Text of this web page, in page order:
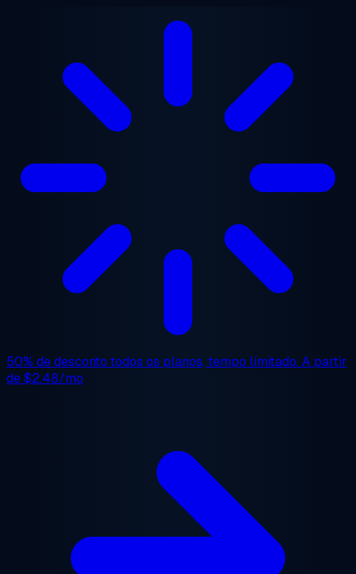
Saltar para o conteúdo principal
50% de desconto todos os planos, tempo limitado. A partir
de$2.48/mo